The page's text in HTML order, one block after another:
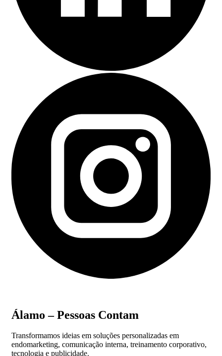
Álamo – Pessoas Contam
Transformamos ideias em soluções personalizadas em
endomarketing, comunicação interna, treinamento corporativo,
tecnologia e publicidade.